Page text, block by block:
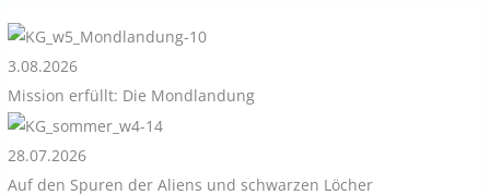
3.08.2026
Mission erfüllt: Die Mondlandung
28.07.2026
Auf den Spuren der Aliens und schwarzen Löcher